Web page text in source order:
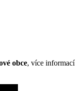
obce, více informací